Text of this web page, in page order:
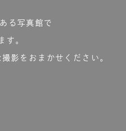
る写真館で
す。
影をおまかせください。